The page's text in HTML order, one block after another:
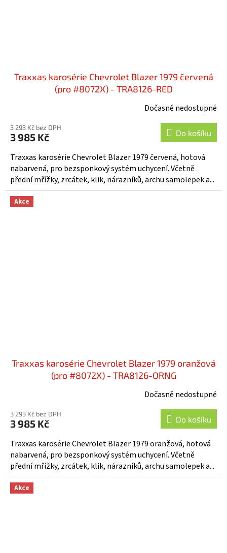
Traxxas karosérie Chevrolet Blazer 1979 červená
(pro #8072X) - TRA8126-RED
Dočasně nedostupné
3 293 Kč bez DPH
3 985 Kč Do košíku
Traxxas karosérie Chevrolet Blazer 1979 červená, hotová
nabarvená, pro bezsponkový systém uchycení. Včetně
přední mřížky, zrcátek, klik, nárazníků, archu samolepek a...
Akce
Traxxas karosérie Chevrolet Blazer 1979 oranžová
(pro #8072X) - TRA8126-ORNG
Dočasně nedostupné
3 293 Kč bez DPH
3 985 Kč Do košíku
Traxxas karosérie Chevrolet Blazer 1979 oranžová, hotová
nabarvená, pro bezsponkový systém uchycení. Včetně
přední mřížky, zrcátek, klik, nárazníků, archu samolepek a...
Akce